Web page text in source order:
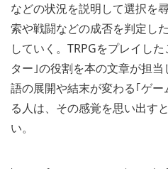
などの状況を説明して選択を
索や戦闘などの成否を判定し
していく。TRPGをプレイし
ター｣の役割を本の文章が担
語の展開や結末が変わる｢ゲ
る人は、その感覚を思い出す
い。